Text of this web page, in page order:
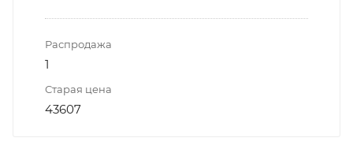
Распродажа
1
Старая цена
43607